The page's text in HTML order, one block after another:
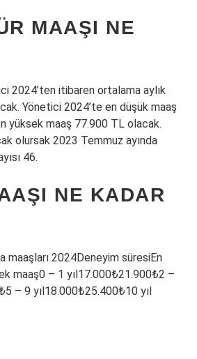
MAAŞI NE
2024’ten itibaren ortalama aylık
Yönetici 2024’te en düşük maaş
yüksek maaş 77.900 TL olacak.
olursak 2023 Temmuz ayında
46.
NE KADAR
maaşları 2024Deneyim süresiEn
maaş0 – 1 yıl17.000₺21.900₺2 –
– 9 yıl18.000₺25.400₺10 yıl